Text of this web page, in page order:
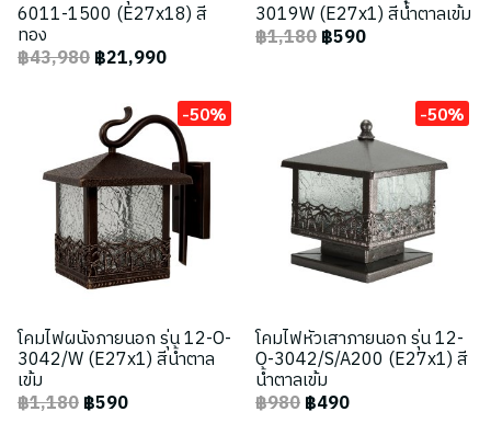
6011-1500 (E27x18) สี
ทอง
฿43,980฿21,990
3019W (E27x1) สีน้ำตาลเข้ม
฿1,180฿590
-50%
โคมไฟผนังภายนอก รุ่น 12-O-
3042/W (E27x1) สีน้ำตาล
เข้ม
฿1,180฿590
-50%
โคมไฟหัวเสาภายนอก รุ่น 12-
O-3042/S/A200 (E27x1) สี
น้ำตาลเข้ม
฿980฿490